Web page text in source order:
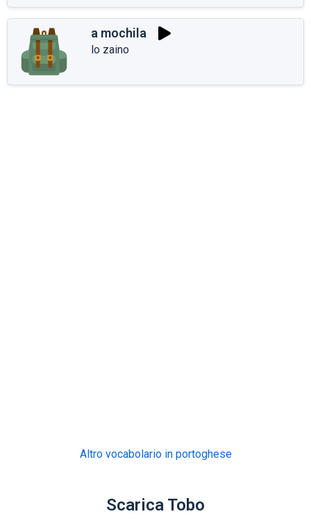
a mochila
lo zaino
Altro vocabolario in portoghese
Scarica Tobo